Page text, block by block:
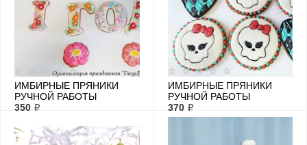
ИМБИРНЫЕ ПРЯНИКИ
РУЧНОЙ РАБОТЫ
"БУКОВКИ"
350 ₽
ИМБИРНЫЕ ПРЯНИКИ
РУЧНОЙ РАБОТЫ
"ЧЕРЕПА И СЕРДЕЧКИ"
370 ₽